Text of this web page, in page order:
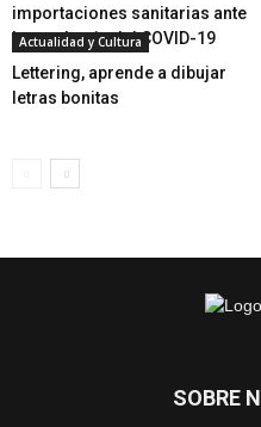
importaciones sanitarias ante
la pandemia del COVID-19
Actualidad y Cultura
Lettering, aprende a dibujar
letras bonitas
SOBRE